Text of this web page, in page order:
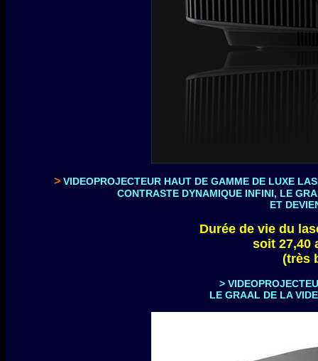
> VIDEOPROJECTEUR HAUT DE GAMME DE LUXE
CONTRASTE DYNAMIQUE INFINI, LE
ET
Durée de vie du
soit 27,40
(très
>
LE GRAAL DE LA